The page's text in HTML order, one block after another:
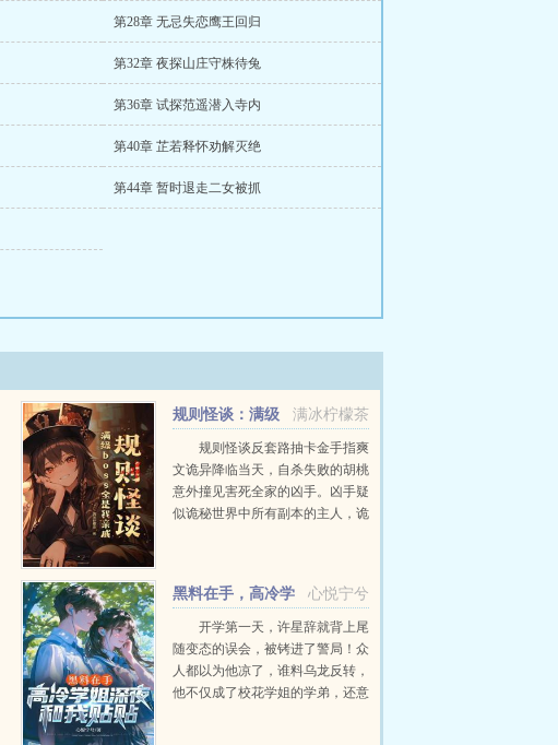
第28章 无忌失恋鹰王回归
第32章 夜探山庄守株待兔
第36章 试探范遥潜入寺内
第40章 芷若释怀劝解灭绝
第44章 暂时退走二女被抓
满冰柠檬茶
规则怪谈：满级
boss全是我亲戚
规则怪谈反套路抽卡金手指爽
文诡异降临当天，自杀失败的胡桃
意外撞见害死全家的凶手。凶手疑
似诡秘世界中所有副本的主人，诡
便被玩家集体追...
心悦宁兮
黑料在手，高冷学
姐深夜和我贴贴
开学第一天，许星辞就背上尾
随变态的误会，被铐进了警局！众
人都以为他凉了，谁料乌龙反转，
他不仅成了校花学姐的学弟，还意